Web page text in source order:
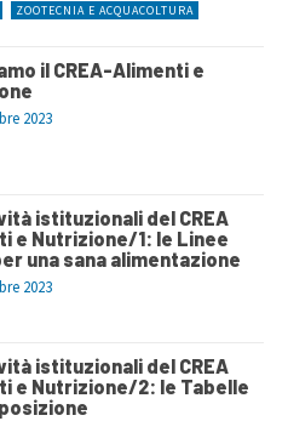
ZOOTECNIA E ACQUACOLTURA
il CREA-Alimenti e
2023
istituzionali del CREA
e Nutrizione/1: le Linee
una sana alimentazione
2023
istituzionali del CREA
e Nutrizione/2: le Tabelle